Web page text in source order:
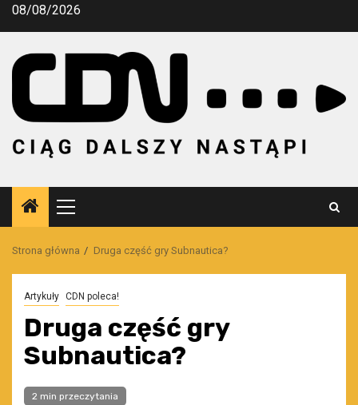
Przejdź
08/08/2026
Menu
główne
Strona główna Druga część gry Subnautica?
Artykuły CDN poleca!
Druga część gry
Subnautica?
2 min przeczytania